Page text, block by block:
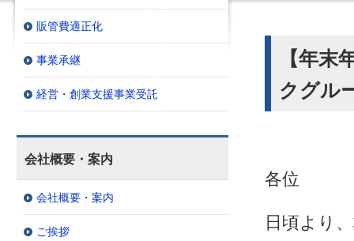
【年
クグル
各位
日頃より
販管費適正化
事業承継
経営・創業支援事業受託
会社概要・案内
会社概要・案内
ご挨拶